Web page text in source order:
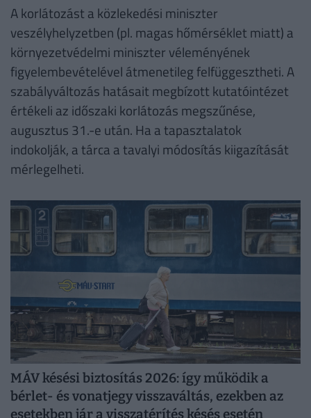
A korlátozást a közlekedési miniszter
veszélyhelyzetben (pl. magas hőmérséklet miatt) a
környezetvédelmi miniszter véleményének
figyelembevételével átmenetileg felfüggesztheti. A
szabályváltozás hatásait megbízott kutatóintézet
értékeli az időszaki korlátozás megszűnése,
augusztus 31.-e után. Ha a tapasztalatok
indokolják, a tárca a tavalyi módosítás kiigazítását
mérlegelheti.
MÁV késési biztosítás 2026: így működik a
bérlet- és vonatjegy visszaváltás, ezekben az
esetekben jár a visszatérítés késés esetén